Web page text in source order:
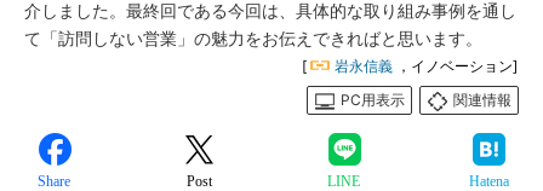
介しました。最終回である今回は、具体的な取り組み事例を通し
て「訪問しない営業」の魅力をお伝えできればと思います。
[ 岩永信義 ，イノベーション]
PC用表示
関連情報
Share Post LINE Hatena